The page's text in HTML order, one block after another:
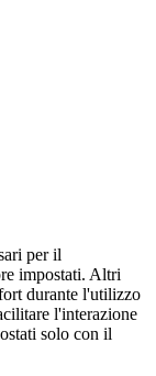
per il
impostati. Altri
durante l'utilizzo
l'interazione
solo con il